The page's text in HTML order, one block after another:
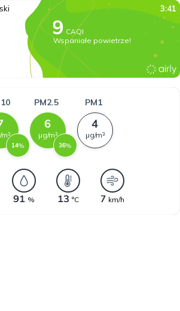
3:41
CAQI
Wspaniałe powietrze!
%
PM2.5
µg/m³
%
PM1
µg/m³
% °C km/h